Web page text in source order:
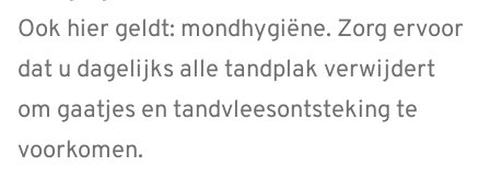
Ook hier geldt: mondhygiëne. Zorg ervoor
dat u dagelijks alle tandplak verwijdert
om gaatjes en tandvleesontsteking te
voorkomen.